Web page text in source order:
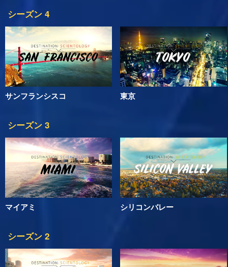
シーズン 4
サンフランシスコ 東京
シーズン 3
マイアミ シリコンバレー
シーズン 2